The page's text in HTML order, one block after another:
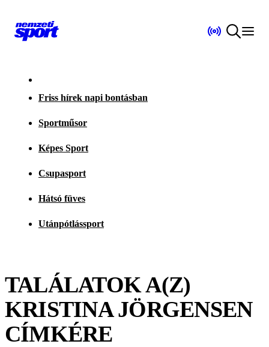
Friss hírek napi bontásban
Sportműsor
Képes Sport
Csupasport
Hátsó füves
Utánpótlássport
TALÁLATOK A(Z)
KRISTINA JÖRGENSEN
CÍMKÉRE